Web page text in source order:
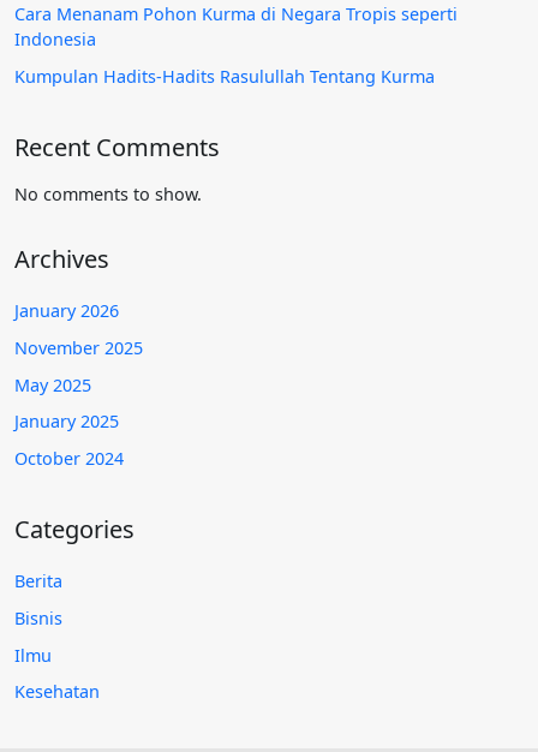
Cara Menanam Pohon Kurma di Negara Tropis seperti
Indonesia
Kumpulan Hadits-Hadits Rasulullah Tentang Kurma
Recent Comments
No comments to show.
Archives
January 2026
November 2025
May 2025
January 2025
October 2024
Categories
Berita
Bisnis
Ilmu
Kesehatan